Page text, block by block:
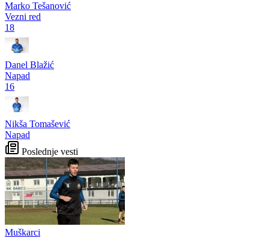
Marko Tešanović
Vezni red
18
Danel Blažić
Napad
16
Nikša Tomašević
Napad
Poslednje vesti
Muškarci